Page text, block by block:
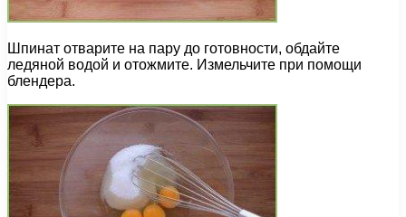
Шпинат отварите на пару до готовности, обдайте
ледяной водой и отожмите. Измельчите при помощи
блендера.